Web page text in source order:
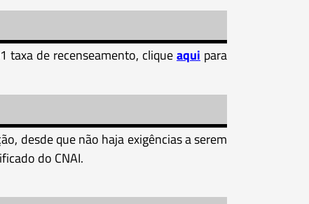
taxa de recenseamento, cliqueaqui para
desde que não haja exigências a serem
do CNAI.